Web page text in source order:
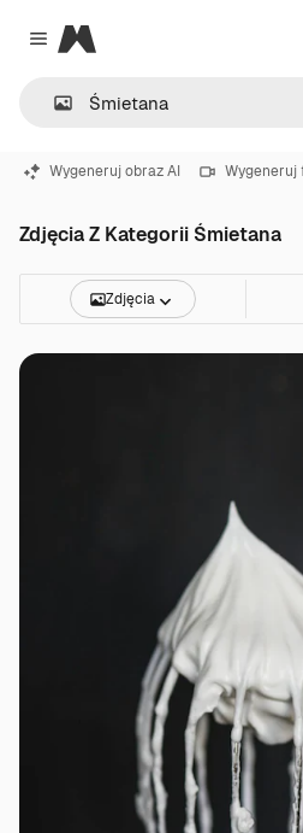
Close menu
Magnific
Wygeneruj obraz AI Wygeneruj
Zdjęcia Z Kategorii Śmietana
Zdjęcia